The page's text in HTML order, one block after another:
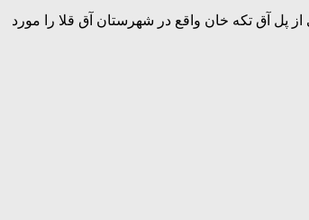
پل آق تکه خان واقع در شهرستان آق قلا را مورد